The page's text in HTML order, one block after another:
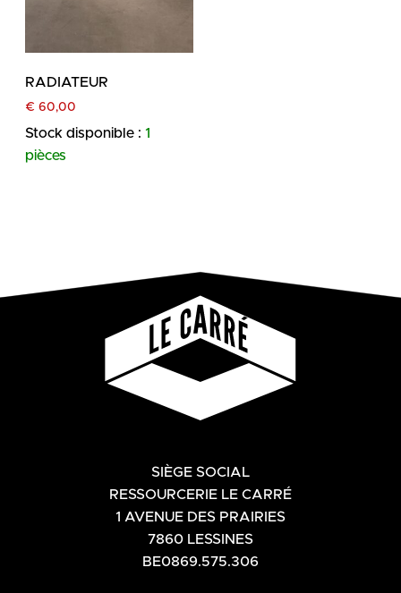
RADIATEUR
€ 60,00
Stock disponible : 1
pièces
SIÈGE SOCIAL
RESSOURCERIE LE CARRÉ
1 AVENUE DES PRAIRIES
7860 LESSINES
BE0869.575.306